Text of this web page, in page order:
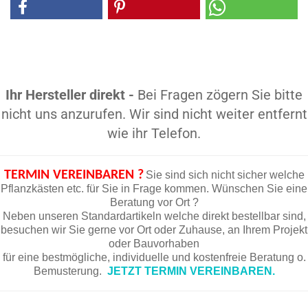
Ihr Hersteller direkt - Bei Fragen zögern Sie bitte
nicht uns anzurufen. Wir sind nicht weiter entfernt
wie ihr Telefon.
TERMIN VEREINBAREN ? Sie sind sich nicht sicher welche
Pflanzkästen etc. für Sie in Frage kommen. Wünschen Sie eine
Beratung vor Ort ?
Neben unseren Standardartikeln welche direkt bestellbar sind,
besuchen wir Sie gerne vor Ort oder Zuhause, an Ihrem Projekt
oder Bauvorhaben
für eine bestmögliche, individuelle und kostenfreie Beratung o.
Bemusterung. JETZT TERMIN VEREINBAREN.